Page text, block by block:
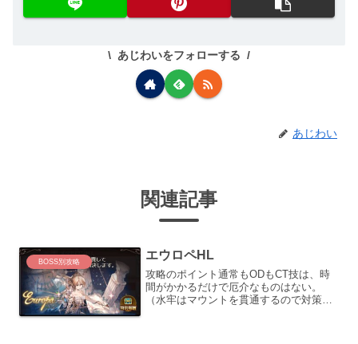
あじわいをフォローする
あじわい
関連記事
BOSS別攻略 エウロペHL
攻略のポイント通常もODもCT技は、時
間がかかるだけで厄介なものはない。
（水牢はマウントを貫通するので対策不